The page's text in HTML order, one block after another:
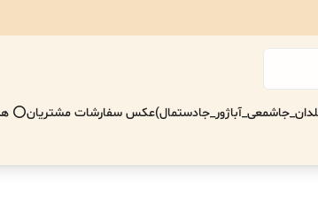
عکس سفارشات مشتریان⭕